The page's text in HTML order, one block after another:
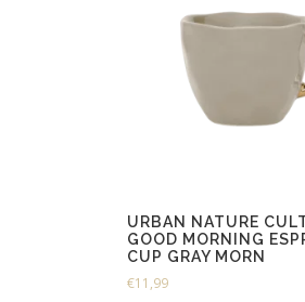
URBAN NATURE
GOOD MORNING
CUP GRAY MORN
€11,99